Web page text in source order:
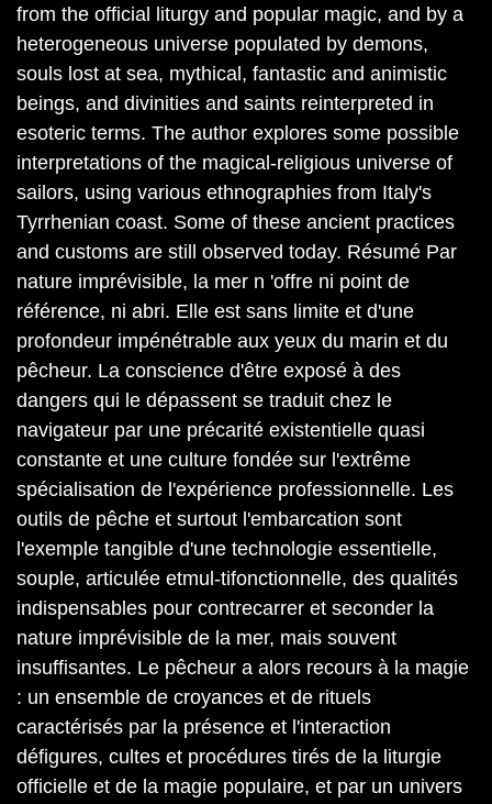
from the official liturgy and popular magic, and by a
heterogeneous universe populated by demons,
souls lost at sea, mythical, fantastic and animistic
beings, and divinities and saints reinterpreted in
esoteric terms. The author explores some possible
interpretations of the magical-religious universe of
sailors, using various ethnographies from Italy's
Tyrrhenian coast. Some of these ancient practices
and customs are still observed today. Résumé Par
nature imprévisible, la mer n 'offre ni point de
référence, ni abri. Elle est sans limite et d'une
profondeur impénétrable aux yeux du marin et du
pêcheur. La conscience d'être exposé à des
dangers qui le dépassent se traduit chez le
navigateur par une précarité existentielle quasi
constante et une culture fondée sur l'extrême
spécialisation de l'expérience professionnelle. Les
outils de pêche et surtout l'embarcation sont
l'exemple tangible d'une technologie essentielle,
souple, articulée etmul-tifonctionnelle, des qualités
indispensables pour contrecarrer et seconder la
nature imprévisible de la mer, mais souvent
insuffisantes. Le pêcheur a alors recours à la magie
: un ensemble de croyances et de rituels
caractérisés par la présence et l'interaction
défigures, cultes et procédures tirés de la liturgie
officielle et de la magie populaire, et par un univers